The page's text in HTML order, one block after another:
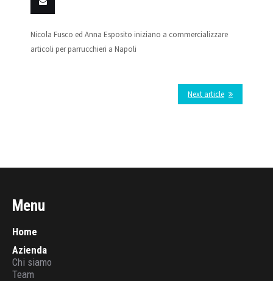
Facebook LinkedIn Tumblr
this
Nicola Fusco ed Anna Esposito iniziano a commercializzare
articoli per parrucchieri a Napoli
Next article
Menu
Home
Azienda
Chi siamo
Team